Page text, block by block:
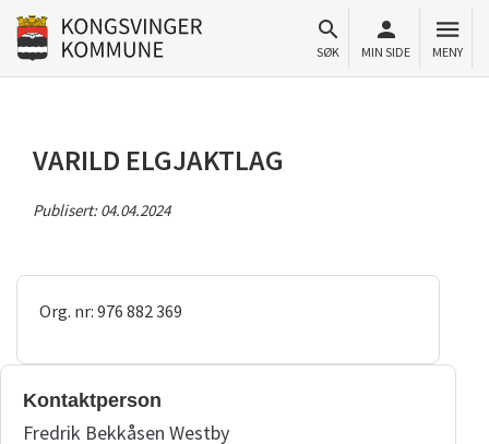
Til innhold
Gå til forsiden
SØK MIN SIDE MENY
VARILD ELGJAKTLAG
Publisert:04.04.2024
Org. nr: 976 882 369
Kontaktperson
Fredrik Bekkåsen Westby